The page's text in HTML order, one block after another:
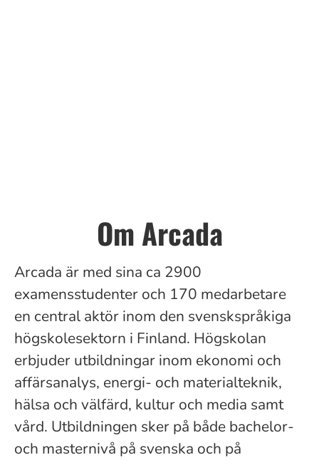
Om Arcada
Arcada är med sina ca 2900
examensstudenter och 170 medarbetare
en central aktör inom den svenskspråkiga
högskolesektorn i Finland. Högskolan
erbjuder utbildningar inom ekonomi och
affärsanalys, energi- och materialteknik,
hälsa och välfärd, kultur och media samt
vård. Utbildningen sker på både bachelor-
och masternivå på svenska och på